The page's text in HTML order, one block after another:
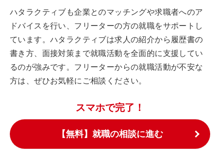
ハタラクティブも企業とのマッチングや求職者へのア
ドバイスを行い、フリーターの方の就職をサポートし
ています。ハタラクティブは求人の紹介から履歴書の
書き方、面接対策まで就職活動を全面的に支援してい
るのが強みです。フリーターからの就職活動が不安な
方は、ぜひお気軽にご相談ください。
スマホで完了！
【無料】就職の相談に進む